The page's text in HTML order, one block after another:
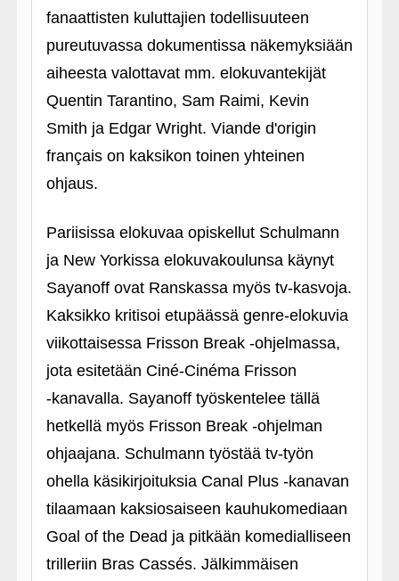
fanaattisten kuluttajien todellisuuteen
pureutuvassa dokumentissa näkemyksiään
aiheesta valottavat mm. elokuvantekijät
Quentin Tarantino, Sam Raimi, Kevin
Smith ja Edgar Wright. Viande d'origin
français on kaksikon toinen yhteinen
ohjaus.
Pariisissa elokuvaa opiskellut Schulmann
ja New Yorkissa elokuvakoulunsa käynyt
Sayanoff ovat Ranskassa myös tv-kasvoja.
Kaksikko kritisoi etupäässä genre-elokuvia
viikottaisessa Frisson Break ‑ohjelmassa,
jota esitetään Ciné-Cinéma Frisson
‑kanavalla. Sayanoff työskentelee tällä
hetkellä myös Frisson Break ‑ohjelman
ohjaajana. Schulmann työstää tv-työn
ohella käsikirjoituksia Canal Plus ‑kanavan
tilaamaan kaksiosaiseen kauhukomediaan
Goal of the Dead ja pitkään komedialliseen
trilleriin Bras Cassés. Jälkimmäisen